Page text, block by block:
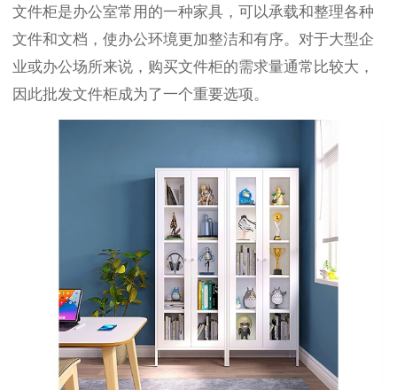
文件柜是办公室常用的一种家具，可以承载和整理各种
文件和文档，使办公环境更加整洁和有序。对于大型企
业或办公场所来说，购买文件柜的需求量通常比较大，
因此批发文件柜成为了一个重要选项。